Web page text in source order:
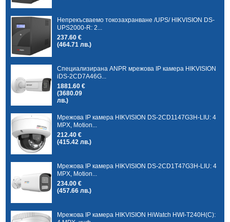
Непрекъсваемо токозахранване /UPS/ HIKVISION DS-
UPS2000-R: 2...
237.60 €
(464.71 лв.)
Специализирана ANPR мрежова IP камера HIKVISION
iDS-2CD7A46G...
1881.60 €
(3680.09
лв.)
Мрежова IP камера HIKVISION DS-2CD1147G3H-LIU: 4
MPX, Motion...
212.40 €
(415.42 лв.)
Мрежова IP камера HIKVISION DS-2CD1T47G3H-LIU: 4
MPX, Motion...
234.00 €
(457.66 лв.)
Мрежова IP камера HIKVISION HiWatch HWI-T240H(C):